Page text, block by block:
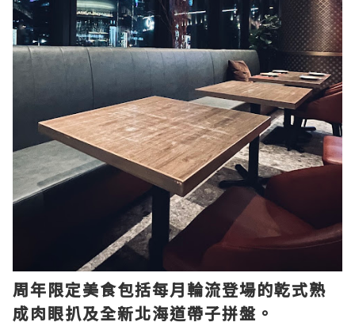
周年限定美食包括每月輪流登場的乾式熟
成肉眼扒及全新北海道帶子拼盤。